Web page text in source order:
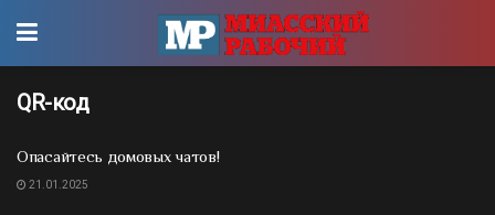
QR-код
Опасайтесь домовых чатов!
21.01.2025